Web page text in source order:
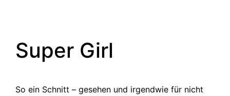
Super Girl
So ein Schnitt – gesehen und irgendwie für nicht